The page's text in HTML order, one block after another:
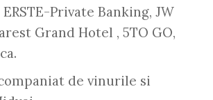
Private Banking, JW
Grand Hotel , 5TO GO,
de vinurile si